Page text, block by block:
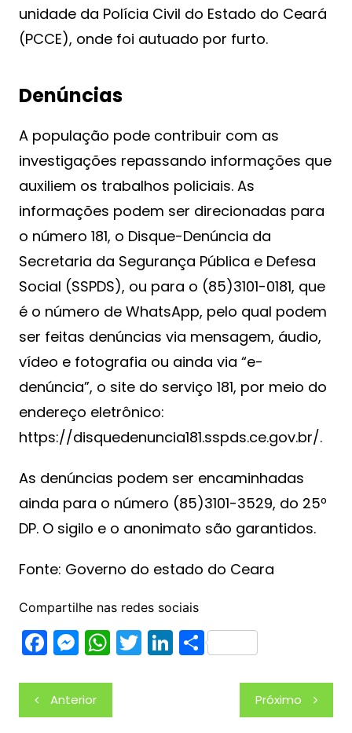
unidade da Polícia Civil do Estado do Ceará
(PCCE), onde foi autuado por furto.
Denúncias
A população pode contribuir com as
investigações repassando informações que
auxiliem os trabalhos policiais. As
informações podem ser direcionadas para
o número 181, o Disque-Denúncia da
Secretaria da Segurança Pública e Defesa
Social (SSPDS), ou para o (85)3101-0181, que
é o número de WhatsApp, pelo qual podem
ser feitas denúncias via mensagem, áudio,
vídeo e fotografia ou ainda via “e-
denúncia”, o site do serviço 181, por meio do
endereço eletrônico:
https://disquedenuncia181.sspds.ce.gov.br/.
As denúncias podem ser encaminhadas
ainda para o número (85)3101-3529, do 25º
DP. O sigilo e o anonimato são garantidos.
Fonte: Governo do estado do Ceara
Compartilhe nas redes sociais
F
c
e
M
s
s
W
at
s
T Li S
Navegação
de
Anterior Próximo